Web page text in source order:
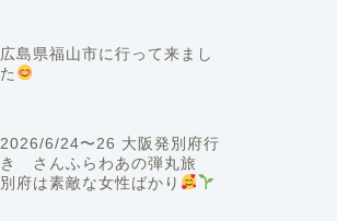
広島県福山市に行って来まし
た
2026/6/24〜26 大阪発別府行
き さんふらわあの弾丸旅
別府は素敵な女性ばかり